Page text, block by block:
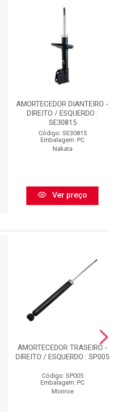
AMORTECEDOR DIANTEIRO -
DIREITO / ESQUERDO :
SE30815
Código: SE30815
Embalagem: PC
Nakata
Ver preço
AMORTECEDOR TRASEIRO -
DIREITO / ESQUERDO : SP005
Código: SP005
Embalagem: PC
Monroe